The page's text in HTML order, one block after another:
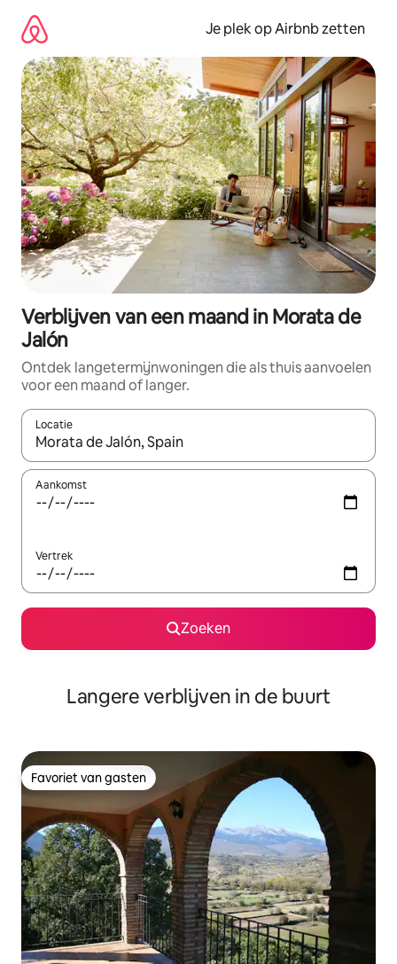
direct
naar
inhoud
Je plek op Airbnb zetten
Verblijven van een maand in Morata de
Jalón
Ontdek langetermijnwoningen die als thuis aanvoelen
voor een maand of langer.
Locatie
Wanneer er resultaten beschikbaar zijn, maak je een keuze
Aankomst
Vertrek
Zoeken
Langere verblijven in de buurt
Favoriet van gasten
Favoriet van gasten